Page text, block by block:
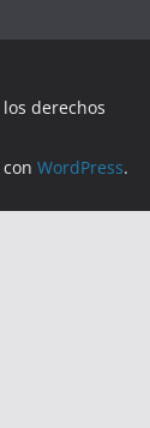
los derechos
WordPress.